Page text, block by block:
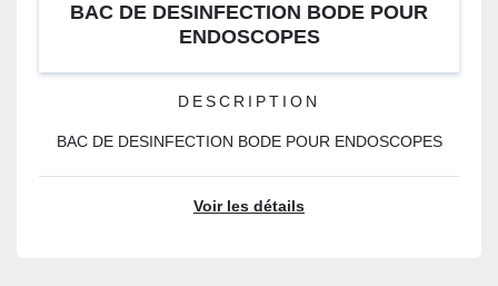
BAC DE DESINFECTION BODE POUR
ENDOSCOPES
DESCRIPTION
BAC DE DESINFECTION BODE POUR ENDOSCOPES
Voir les détails